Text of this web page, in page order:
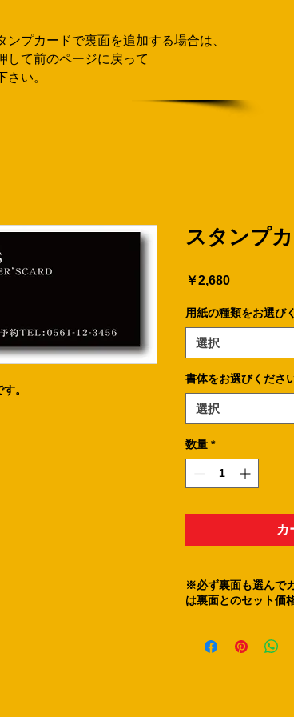
ンプカードで​裏面を追加する場合は、
して前のページに戻って
い。
。
スタンプ
￥2,680価
用紙の種類をお選び
選択
書体をお選びください
選択
数量 *
カ
※必ず裏面も選んで
は裏面とのセット価